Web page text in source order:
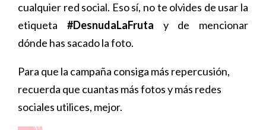
cualquier red social. Eso sí, no te olvides de usar la
etiqueta #DesnudaLaFruta y de mencionar
dónde has sacado la foto.
Para que la campaña consiga más repercusión,
recuerda que cuantas más fotos y más redes
sociales utilices, mejor.